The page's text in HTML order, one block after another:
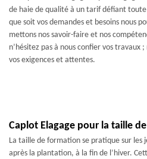
de haie de qualité à un tarif défiant
que soit vos demandes et besoins nous
mettons nos savoir-faire et nos
n’hésitez pas à nous confier vos travaux
vos exigences et attentes.
Caplot Elagage pour la taille
La taille de formation se pratique sur les
après la plantation, à la fin de l’hiver.